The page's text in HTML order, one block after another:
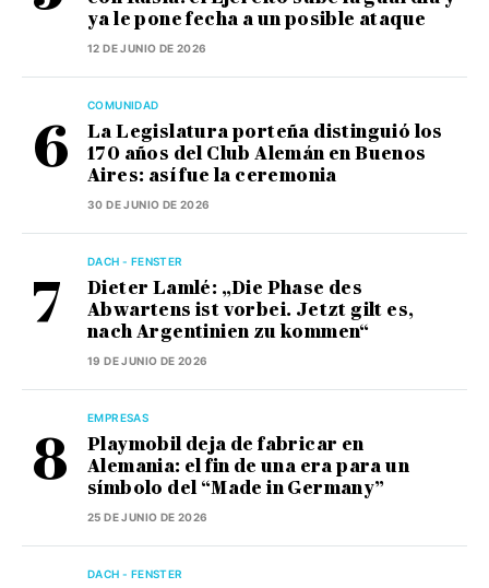
ya le pone fecha a un posible ataque
12 DE JUNIO DE 2026
COMUNIDAD
La Legislatura porteña distinguió los
170 años del Club Alemán en Buenos
Aires: así fue la ceremonia
30 DE JUNIO DE 2026
DACH - FENSTER
Dieter Lamlé: „Die Phase des
Abwartens ist vorbei. Jetzt gilt es,
nach Argentinien zu kommen“
19 DE JUNIO DE 2026
EMPRESAS
Playmobil deja de fabricar en
Alemania: el fin de una era para un
símbolo del “Made in Germany”
25 DE JUNIO DE 2026
DACH - FENSTER